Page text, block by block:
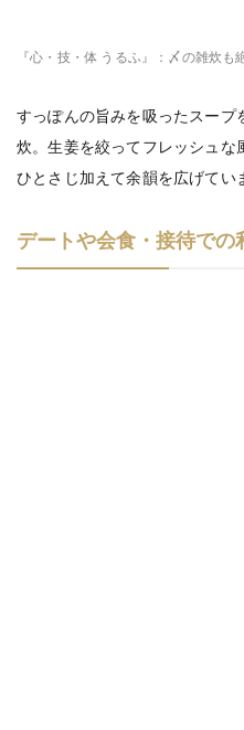
『心・技・体 うるふ』：〆の雑炊も
すっぽんの旨みを吸ったスープ
炊。生姜を絞ってフレッシュな
ひとさじ加えて余韻を広げてい
デートや会食・接待での